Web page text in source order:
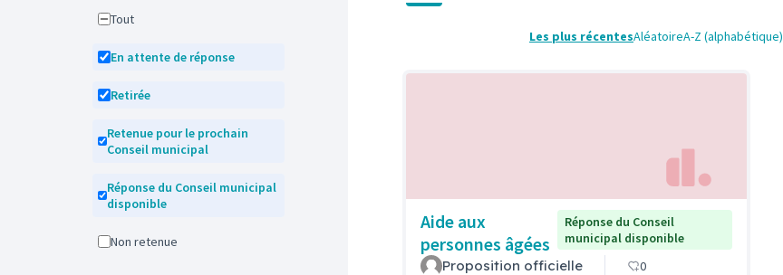
Tout
En attente de réponse
Retirée
Retenue pour le prochain
Conseil municipal
Réponse du Conseil municipal
disponible
Non retenue
Les plus récentesAléatoireA-Z (alphabétique)
Aide aux
personnes âgées
Réponse du Conseil
municipal disponible
Proposition officielle 0